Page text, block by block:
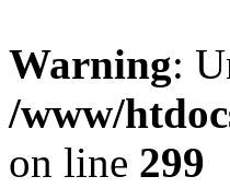
Warning:
/www/
on line 299